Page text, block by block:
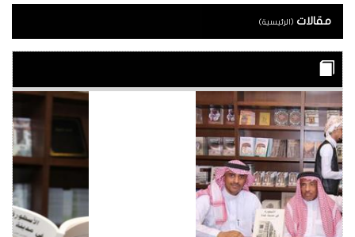
مقالات (الرئيسية)